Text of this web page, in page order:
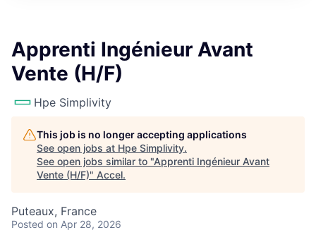
Apprenti Ingénieur Avant
Vente (H/F)
Hpe Simplivity
This job is no longer accepting applications
See open jobs at Hpe Simplivity.
See open jobs similar to "Apprenti Ingénieur Avant
Vente (H/F)" Accel.
Puteaux, France
Posted on Apr 28, 2026